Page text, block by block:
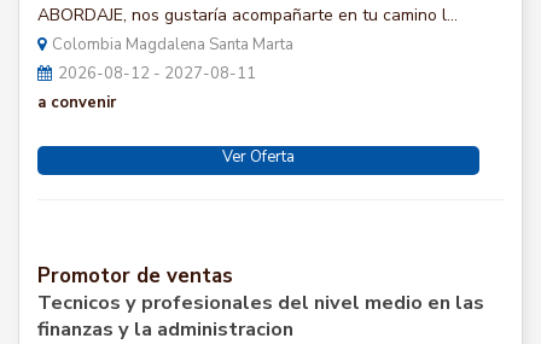
ABORDAJE, nos gustaría acompañarte en tu camino l...
Colombia Magdalena Santa Marta
2026-08-12 - 2027-08-11
a convenir
Ver Oferta
Promotor de ventas
Tecnicos y profesionales del nivel medio en las
finanzas y la administracion